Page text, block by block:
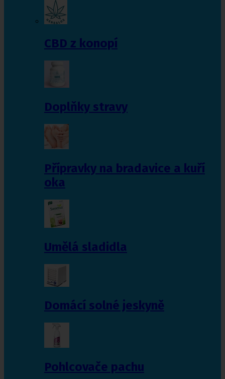
CBD z konopí
Doplňky stravy
Přípravky na bradavice a kuří
oka
Umělá sladidla
Domácí solné jeskyně
Pohlcovače pachu